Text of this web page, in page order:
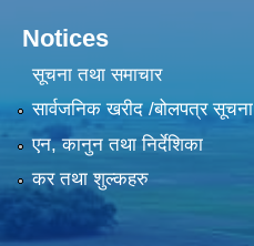
Notices
सूचना तथा समाचार
सार्वजनिक खरीद /बोलपत्र सूचना
एन, कानुन तथा निर्देशिका
कर तथा शुल्कहरु